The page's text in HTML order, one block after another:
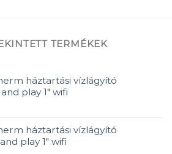
TERMÉKEK
háztartási vízlágyító
play 1" wifi
háztartási vízlágyító
play 1" wifi